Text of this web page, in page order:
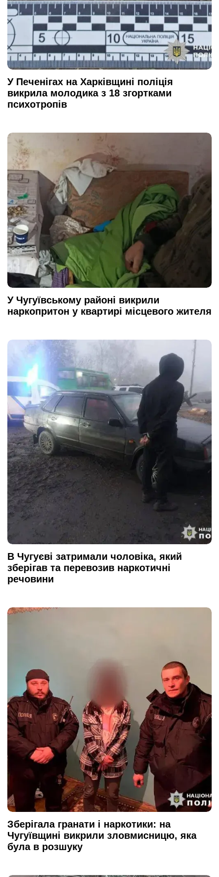
У Печенігах на Харківщині поліція
викрила молодика з 18 згортками
психотропів
У Чугуївському районі викрили
наркопритон у квартирі місцевого жителя
В Чугуєві затримали чоловіка, який
зберігав та перевозив наркотичні
речовини
Зберігала гранати і наркотики: на
Чугуївщині викрили зловмисницю, яка
була в розшуку